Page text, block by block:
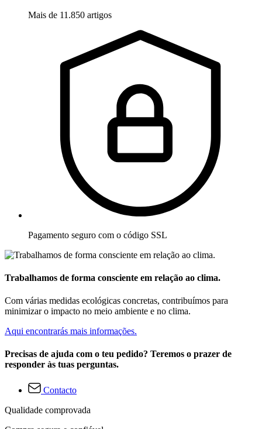
Mais de 11.850 artigos
Pagamento seguro com o código SSL
Trabalhamos de forma consciente em relação ao clima.
Com várias medidas ecológicas concretas, contribuímos para
minimizar o impacto no meio ambiente e no clima.
Aqui encontrarás mais informações.
Precisas de ajuda com o teu pedido? Teremos o prazer de
responder às tuas perguntas.
Contacto
Qualidade comprovada